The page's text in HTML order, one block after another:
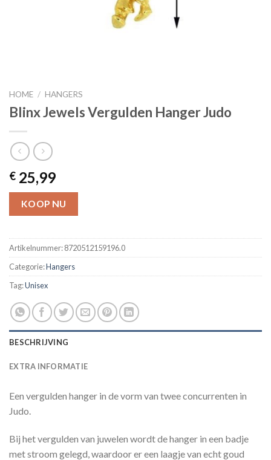
HOME / HANGERS
Blinx Jewels Vergulden Hanger Judo
€ 25,99
KOOP NU
Artikelnummer:8720512159196.0
Categorie:Hangers
Tag:Unisex
BESCHRIJVING
EXTRA INFORMATIE
Een vergulden hanger in de vorm van twee concurrenten in
Judo.
Bij het vergulden van juwelen wordt de hanger in een badje
met stroom gelegd, waardoor er een laagje van echt goud